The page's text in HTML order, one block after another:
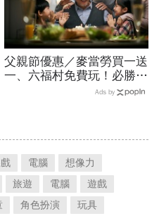
父親節優惠／麥當勞買一送
一、六福村免費玩！必勝
客、肯德基、遊樂園…29
Ads by
電腦
想像力
旅遊 電腦
遊戲
角色扮演 玩具